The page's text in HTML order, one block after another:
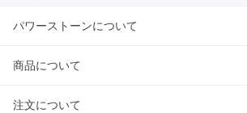
パワーストーンについて
商品について
注文について